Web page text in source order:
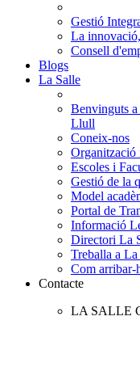
Gestió
La
Consell
Blogs
La Salle
Benvinguts
Llull
Coneix-nos
Organització
Escoles i
Gestió de la
Model
Portal de
Informació
Directori La
Treballa a La
Com arribar-
Contacte
LA SALLE